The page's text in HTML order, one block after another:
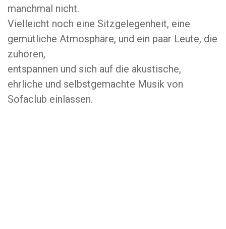
manchmal nicht.
Vielleicht noch eine Sitzgelegenheit, eine
gemütliche Atmosphäre, und ein paar Leute, die
zuhören,
entspannen und sich auf die akustische,
ehrliche und selbstgemachte Musik von
Sofaclub einlassen.